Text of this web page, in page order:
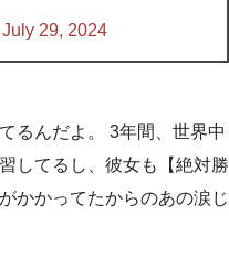
July 29, 2024
るんだよ。 3年間、世界中
してるし、彼女も【絶対勝
かかってたからのあの涙じ